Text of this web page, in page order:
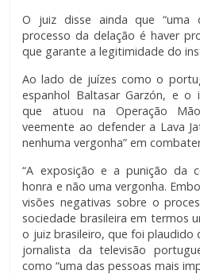
O juiz disse ainda que
processo da delação é haver
que garante a legitimidade do
Ao lado de juízes como o
espanhol Baltasar Garzón, e
que atuou na Operação
veemente ao defender a Lava
nenhuma vergonha” em
“A exposição e a punição da
honra e não uma vergonha.
visões negativas sobre o
sociedade brasileira em termos
o juiz brasileiro, que foi plaudido
jornalista da televisão
como “uma das pessoas mais